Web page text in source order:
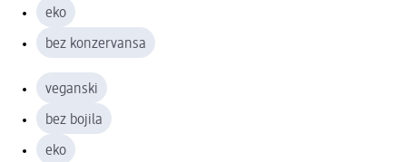
eko
bez konzervansa
veganski
bez bojila
eko